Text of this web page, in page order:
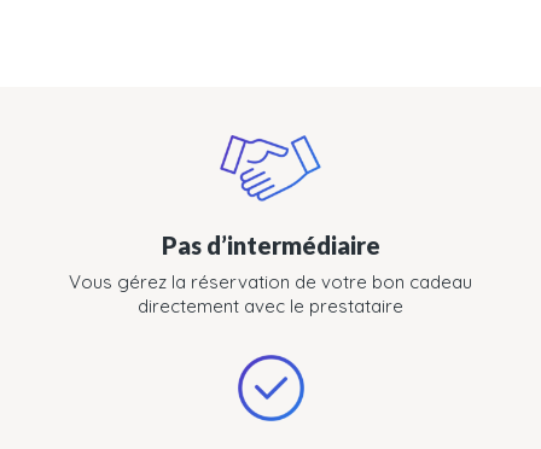
Pas d’intermédiaire
Vous gérez la réservation de votre bon cadeau
directement avec le prestataire